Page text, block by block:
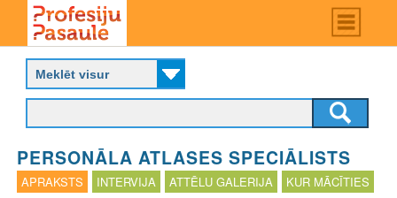
main
content
Main
menu
P
o
f
e
i
j
PERSONĀLA ATLASES SPECIĀLISTS
APRAKSTS INTERVIJA ATTĒLU GALERIJA KUR MĀCĪTIES